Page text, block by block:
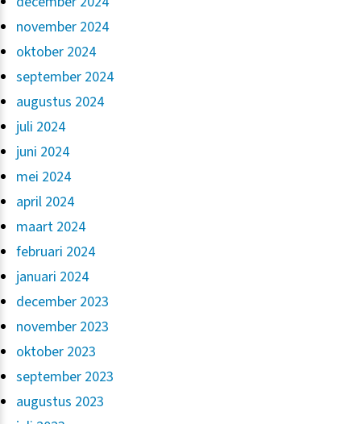
november 2024
oktober 2024
september 2024
augustus 2024
juli 2024
juni 2024
mei 2024
april 2024
maart 2024
februari 2024
januari 2024
december 2023
november 2023
oktober 2023
september 2023
augustus 2023